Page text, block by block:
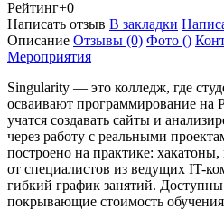
Рейтинг+0
Написать отзыв В закладки
Описание Отзывы (0) Фото ()
Мероприятия
Singularity — это колледж, где
осваивают программирование на
учатся создавать сайты и
через работу с реальными
построено на практике: хакатоны,
от специалистов из ведущих IT-
гибкий график занятий.
покрывающие стоимость